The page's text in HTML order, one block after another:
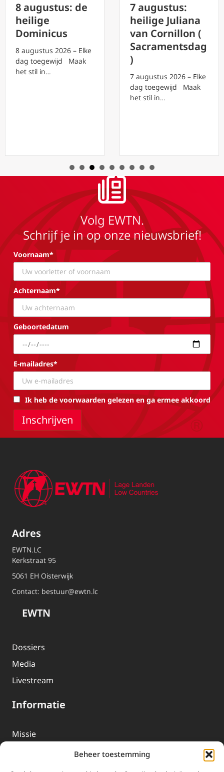
Beheer toestemming
8 augustus: de
heilige
Dominicus
8 augustus 2026 – Elke
dag toegewijd Maak
het stil in…
7 augustus:
heilige Juliana
van Cornillon (
Sacramentsdag
)
7 augustus 2026 – Elke
dag toegewijd Maak
het stil in…
Volg EWTN.
Schrijf je in op onze nieuwsbrief!
Voornaam*
Achternaam*
Geboortedatum
E-mailadres*
Ik heb de voorwaarden gelezen en ga ermee akkoord
Adres
EWTN.LC
Kerkstraat 95
5061 EH Oisterwijk
Contact: bestuur@ewtn.lc
EWTN
Dossiers
Media
Livestream
Informatie
Missie